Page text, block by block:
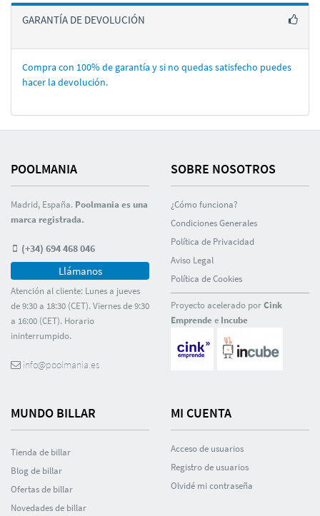
GARANTÍA DE DEVOLUCIÓN
Compra con 100% de garantí­a y si no quedas satisfecho puedes
hacer la devolución.
POOLMANIA
Madrid, España. Poolmania es una
marca registrada.
(+34) 694 468 046
Llámanos
Atención al cliente: Lunes a jueves
de 9:30 a 18:30 (CET). Viernes de 9:30
a 16:00 (CET). Horario
ininterrumpido.
info@poolmania.es
SOBRE NOSOTROS
¿Cómo funciona?
Condiciones Generales
Polí­tica de Privacidad
Aviso Legal
Polí­tica de Cookies
Proyecto acelerado porCink
Emprendee Incube
MUNDO BILLAR
Tienda de billar
Blog de billar
Ofertas de billar
Novedades de billar
MI CUENTA
Acceso de usuarios
Registro de usuarios
Olvidé mi contraseña